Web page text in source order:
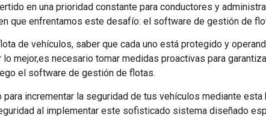
en una prioridad constante para conductores y
que enfrentamos este desafío: el software de gestión de
de vehículos, saber que cada uno está protegido y
mejor,es necesario tomar medidas proactivas para
el software de gestión de flotas.
incrementar la seguridad de tus vehículos mediante
al implementar este sofisticado sistema diseñado